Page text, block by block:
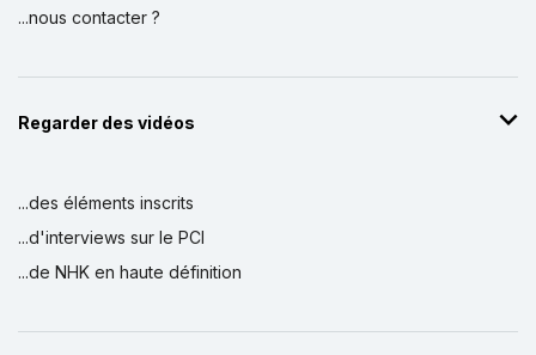
...nous contacter ?
Regarder des vidéos
...des éléments inscrits
...d'interviews sur le PCI
...de NHK en haute définition